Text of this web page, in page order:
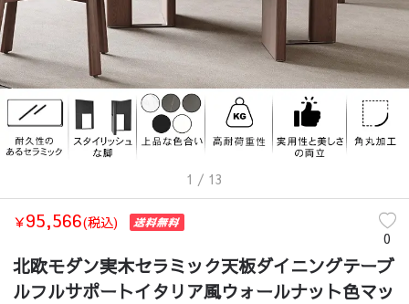
1 / 13
￥95,566(税込)
0
北欧モダン実木セラミック天板ダイニングテーブ
ルフルサポートイタリア風ウォールナット色マッ